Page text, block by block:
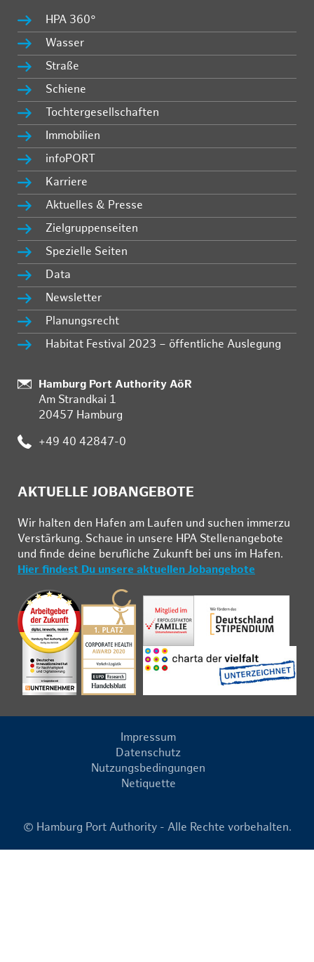
HPA 360°
Wasser
Straße
Schiene
Tochtergesellschaften
Immobilien
infoPORT
Karriere
Aktuelles & Presse
Zielgruppenseiten
Spezielle Seiten
Data
Newsletter
Planungsrecht
Habitat Festival 2023 – öffentliche Auslegung
Standort:
Hamburg Port Authority AöR
Am Strandkai 1
20457 Hamburg
Telefon:
+49 40 42847-0
AKTUELLE JOBANGEBOTE
Wir hal­ten den Ha­fen am Lau­fen und su­chen im­mer­zu
Ver­stär­kung. Schau­e in un­se­re HPA Stel­len­an­ge­bo­te
und fin­de deine be­ruf­li­che Zu­kunft bei uns im Ha­fen.
Hier findest Du unsere aktuellen Jobangebote
Impressum
Datenschutz
Nutzungsbedingungen
Netiquette
© Hamburg Port Authority - Alle Rechte vorbehalten.